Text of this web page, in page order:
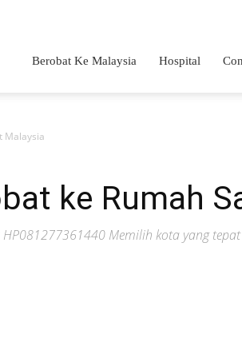
Berobat Ke Malaysia Hospital
Malaysia
ke Rumah
Memilih kota yang